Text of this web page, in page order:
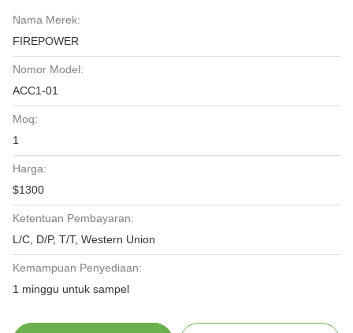
Nama Merek:
FIREPOWER
Nomor Model:
ACC1-01
Moq:
1
Harga:
$1300
Ketentuan Pembayaran:
L/C, D/P, T/T, Western Union
Kemampuan Penyediaan:
1 minggu untuk sampel